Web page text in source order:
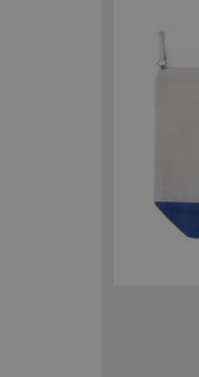
private_content_version